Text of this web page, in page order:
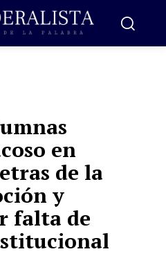
en
de la
y
falta de